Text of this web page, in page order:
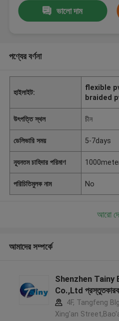
ভালো দাম
পণ্যের বর্ণনা
হাইলাইট:
flexible
braided
উৎপত্তি স্থল চীন
ডেলিভারি সময় 5-7days
ন্যূনতম চাহিদার পরিমাণ
পরিচিতিমুলক নাম No
আরো
আমাদের সম্পর্কে
Shenzhen
Co.,Ltd
4F, Tangfeng
Xing'an